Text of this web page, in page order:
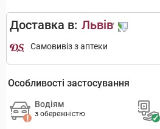
Доставка в: Львів
Самовивіз з аптеки
Особливості застосування
Водіям
з обережністю